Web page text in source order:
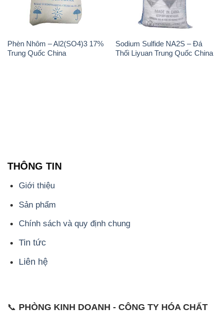
Phèn Nhôm – Al2(SO4)3 17%
Trung Quốc China
Sodium Sulfide NA2S – Đá
Thối Liyuan Trung Quốc China
THÔNG TIN
Giới thiệu
Sản phẩm
Chính sách và quy định chung
Tin tức
Liên hệ
📞 PHÒNG KINH DOANH - CÔNG TY HÓA CHẤT